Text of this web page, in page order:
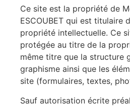
Ce site est la propriété de
ESCOUBET qui est titulaire
propriété intellectuelle. Ce
protégée au titre de la
même titre que la structure
graphisme ainsi que les
site (formulaires, textes,
Sauf autorisation écrite